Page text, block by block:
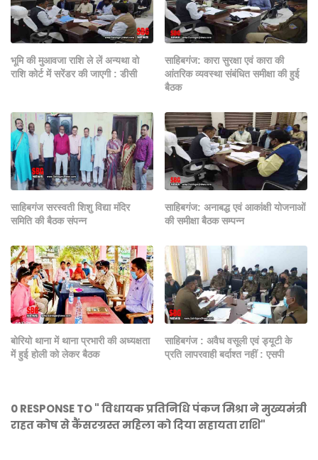
भूमि की मुआवजा राशि ले लें अन्यथा वो
राशि कोर्ट में सरेंडर की जाएगी : डीसी
साहिबगंज: कारा सुरक्षा एवं कारा की
आंतरिक व्यवस्था संबंधित समीक्षा की हुई
बैठक
साहिबगंज सरस्वती शिशु विद्या मंदिर
समिति की बैठक संपन्न
साहिबगंज: अनाबद्ध एवं आकांक्षी योजनाओं
की समीक्षा बैठक सम्पन्न
बोरियो थाना में थाना प्रभारी की अध्यक्षता
में हुई होली को लेकर बैठक
साहिबगंज : अवैध वसूली एवं ड्यूटी के
प्रति लापरवाही बर्दाश्त नहीं : एसपी
0 RESPONSE TO " विधायक प्रतिनिधि पंकज मिश्रा ने मुख्यमंत्री
राहत कोष से कैंसरग्रस्त महिला को दिया सहायता राशि"